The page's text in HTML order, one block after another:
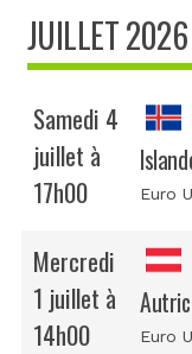
JUILLET 2026
Samedi 4
juillet à
17h00
Euro
Mercredi
1 juillet à
14h00
Euro